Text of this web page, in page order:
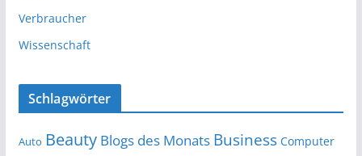
Verbraucher
Wissenschaft
Schlagwörter
Auto Beauty Blogs des Monats Business Computer